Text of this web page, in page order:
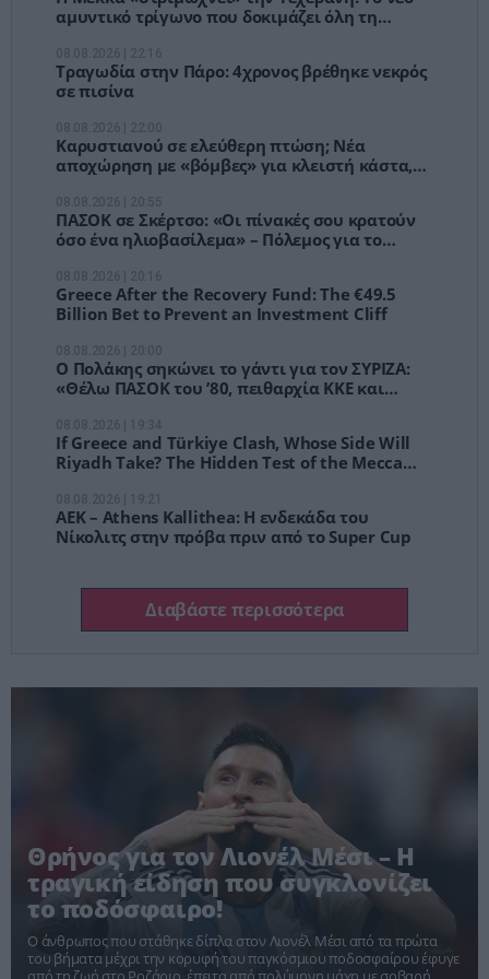
αμυντικό τρίγωνο που δοκιμάζει όλη τη
Τραγωδία στην Πάρο: 4χρονος βρέθηκε νεκρός
σε πισίνα
Καρυστιανού σε ελεύθερη πτώση; Νέα
αποχώρηση με «βόμβες» για κλειστή κάστα,
ΠΑΣΟΚ σε Σκέρτσο: «Οι πίνακές σου κρατούν
όσο ένα ηλιοβασίλεμα» – Πόλεμος για το
Greece After the Recovery Fund: The €49.5
Billion Bet to Prevent an Investment Cliff
Ο Πολάκης σηκώνει το γάντι για τον ΣΥΡΙΖΑ:
«Θέλω ΠΑΣΟΚ του ’80, πειθαρχία ΚΚΕ και
If Greece and Türkiye Clash, Whose Side Will
Riyadh Take? The Hidden Test of the Mecca
ΑΕΚ – Athens Kallithea: Η ενδεκάδα του
Νίκολιτς στην πρόβα πριν από το Super Cup
Διαβάστε περισσότερα
Θρήνος για τον Λιονέλ Μέσι – Η
τραγική είδηση που συγκλονίζει
το ποδόσφαιρο!
Ο άνθρωπος που στάθηκε δίπλα στον Λιονέλ Μέσι από τα πρώτα
του βήματα μέχρι την κορυφή του παγκόσμιου ποδοσφαίρου έφυγε